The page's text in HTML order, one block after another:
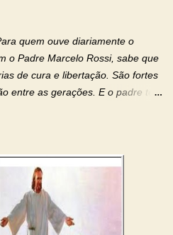
quem ouve diariamente o
o Padre Marcelo Rossi, sabe que
de cura e libertação. São fortes
entre as gerações. E o padre tem
um lindo fim de semana na
de Maria Santíssima. Adriana-
Facebook Padre Marcelo
(para ouvir o Momento de Fé)
no poder de Seu Nome, peço